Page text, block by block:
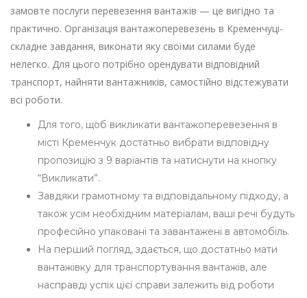
замовте послуги перевезення вантажів — це вигідно та
практично. Організація вантажоперевезень в Кременчуці-
складне завдання, виконати яку своїми силами буде
нелегко. Для цього потрібно орендувати відповідний
транспорт, найняти вантажників, самостійно відстежувати
всі роботи.
Для того, щоб викликати вантажоперевезення в
місті Кременчук достатньо вибрати відповідну
пропозицію з 9 варіантів та натиснути на кнопку
“Викликати”.
Завдяки грамотному та відповідальному підходу, а
також усім необхідним матеріалам, ваші речі будуть
професійно упаковані та завантажені в автомобіль.
На перший погляд, здається, що достатньо мати
вантажівку для транспортування вантажів, але
насправді успіх цієї справи залежить від роботи